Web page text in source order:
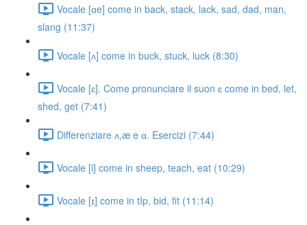
Vocale [ɑe] come in back, stack, lack, sad, dad, man,
slang (11:37)
Vocale [ʌ] come in buck, stuck, luck (8:30)
Vocale [ɛ]. Come pronunciare il suon ɛ come in bed, let,
shed, get (7:41)
Differenziare ʌ,æ e ɑ. Esercizi (7:44)
Vocale [i] come in sheep, teach, eat (10:29)
Vocale [ɪ] come in tIp, bid, fit (11:14)